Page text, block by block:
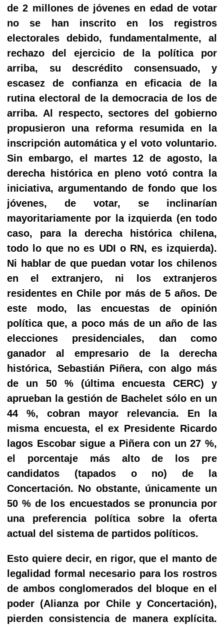
de 2 millones de jóvenes en edad de votar
no se han inscrito en los registros
electorales debido, fundamentalmente, al
rechazo del ejercicio de la política por
arriba, su descrédito consensuado, y
escasez de confianza en eficacia de la
rutina electoral de la democracia de los de
arriba. Al respecto, sectores del gobierno
propusieron una reforma resumida en la
inscripción automática y el voto voluntario.
Sin embargo, el martes 12 de agosto, la
derecha histórica en pleno votó contra la
iniciativa, argumentando de fondo que los
jóvenes, de votar, se inclinarían
mayoritariamente por la izquierda (en todo
caso, para la derecha histórica chilena,
todo lo que no es UDI o RN, es izquierda).
Ni hablar de que puedan votar los chilenos
en el extranjero, ni los extranjeros
residentes en Chile por más de 5 años. De
este modo, las encuestas de opinión
política que, a poco más de un año de las
elecciones presidenciales, dan como
ganador al empresario de la derecha
histórica, Sebastián Piñera, con algo más
de un 50 % (última encuesta CERC) y
aprueban la gestión de Bachelet sólo en un
44 %, cobran mayor relevancia. En la
misma encuesta, el ex Presidente Ricardo
lagos Escobar sigue a Piñera con un 27 %,
el porcentaje más alto de los pre
candidatos (tapados o no) de la
Concertación. No obstante, únicamente un
50 % de los encuestados se pronuncia por
una preferencia política sobre la oferta
actual del sistema de partidos políticos.
Esto quiere decir, en rigor, que el manto de
legalidad formal necesario para los rostros
de ambos conglomerados del bloque en el
poder (Alianza por Chile y Concertación),
pierden consistencia de manera explícita.